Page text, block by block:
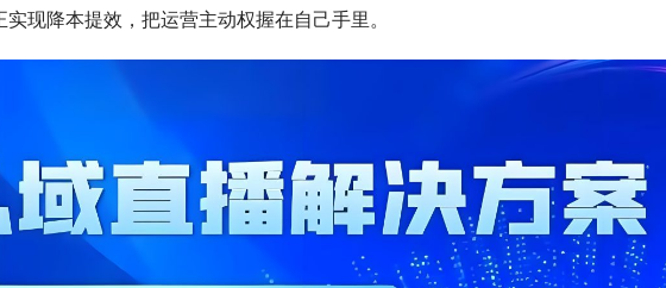
现降本提效，把运营主动权握在自己手里。